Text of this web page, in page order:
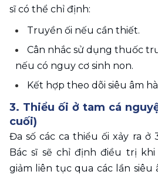
sĩ có thể chỉ định:
Truyền ối nếu cần thiết.
Cân nhắc sử dụng thuốc
nếu có nguy cơ sinh non.
Kết hợp theo dõi siêu âm
3. Thiểu ối ở tam cá
cuối)
Đa số các ca thiểu ối xảy ra ở
Bác sĩ sẽ chỉ định điều trị
giảm liên tục qua các lần siêu